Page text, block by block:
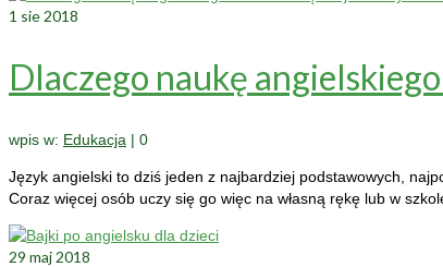
1 sie 2018
Dlaczego naukę
wpis w: Edukacja | 0
Język angielski to dziś jeden z najbardziej podstawowych,
Coraz więcej osób uczy się go więc na własną rękę lub w
29 maj 2018